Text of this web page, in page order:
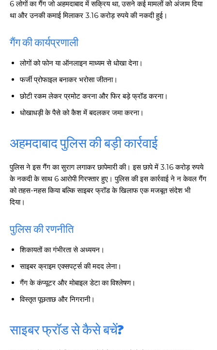
6 लोगों का गैंग जो अहमदाबाद में सक्रिय था, उसने कई मामलों को अंजाम दिया
था और उनकी कमाई मिलाकर 3.16 करोड़ रुपये की नकदी हुई।
गैंग की कार्यप्रणाली
लोगों को फोन या ऑनलाइन माध्यम से धोखा देना।
फर्जी प्रोफाइल बनाकर भरोसा जीतना।
छोटी रकम लेकर प्रमोट करना और फिर बड़े फ्रॉड करना।
धोखाधड़ी के पैसे को कैश में बदलकर जमा करना।
अहमदाबाद पुलिस की बड़ी कार्रवाई
पुलिस ने इस गैंग का सुराग लगाकर छापेमारी की। इस छापे में 3.16 करोड़ रुपये
के नकदी के साथ 6 आरोपी गिरफ्तार हुए। पुलिस की इस कार्रवाई ने न केवल गैंग
को तहस-नहस किया बल्कि साइबर फ्रॉड के खिलाफ एक मजबूत संदेश भी
दिया।
पुलिस की रणनीति
शिकायतों का गंभीरता से अध्ययन।
साइबर क्राइम एक्सपर्ट्स की मदद लेना।
गैंग के कंप्यूटर और मोबाइल डेटा का विश्लेषण।
विस्तृत पूछताछ और निगरानी।
साइबर फ्रॉड से कैसे बचें?